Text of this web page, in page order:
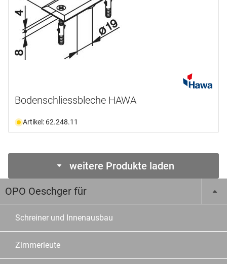
Bodenschliessbleche HAWA
Artikel: 62.248.11
weitere Produkte laden
OPO Oeschger für
Schreiner und Innenausbau
Zimmerleute